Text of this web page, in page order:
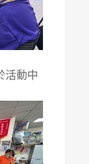
活動中